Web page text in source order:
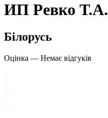
ИП Ревко Т.А.
Білорусь
Оцінка — Немає відгуків